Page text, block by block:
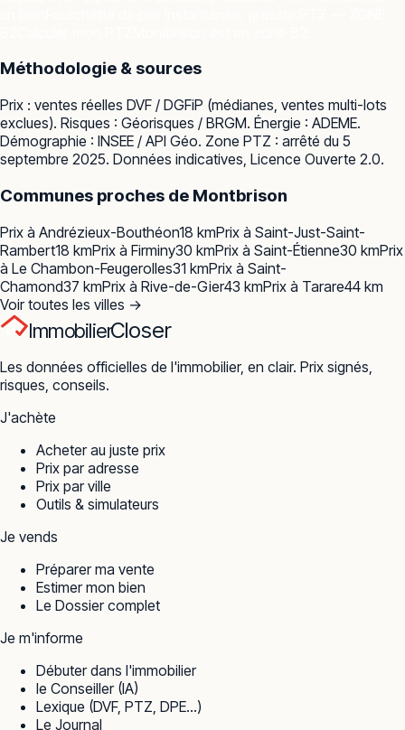
Méthodologie & sources
Prix : ventes réelles DVF / DGFiP (médianes, ventes multi-lots
exclues). Risques : Géorisques / BRGM. Énergie : ADEME.
Démographie : INSEE / API Géo. Zone PTZ : arrêté du 5
septembre 2025. Données indicatives, Licence Ouverte 2.0.
Communes proches de Montbrison
Prix à Andrézieux-Bouthéon18 kmPrix à Saint-Just-Saint-
Rambert18 kmPrix à Firminy30 kmPrix à Saint-Étienne30 kmPrix
à Le Chambon-Feugerolles31 kmPrix à Saint-
Chamond37 kmPrix à Rive-de-Gier43 kmPrix à Tarare44 km
Voir toutes les villes →
ImmobilierCloser
Les données officielles de l'immobilier, en clair. Prix signés,
risques, conseils.
J'achète
Acheter au juste prix
Prix par adresse
Prix par ville
Outils & simulateurs
Je vends
Préparer ma vente
Estimer mon bien
Le Dossier complet
Je m'informe
Débuter dans l'immobilier
le Conseiller (IA)
Lexique (DVF, PTZ, DPE…)
Le Journal